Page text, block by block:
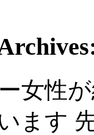
女性
ます